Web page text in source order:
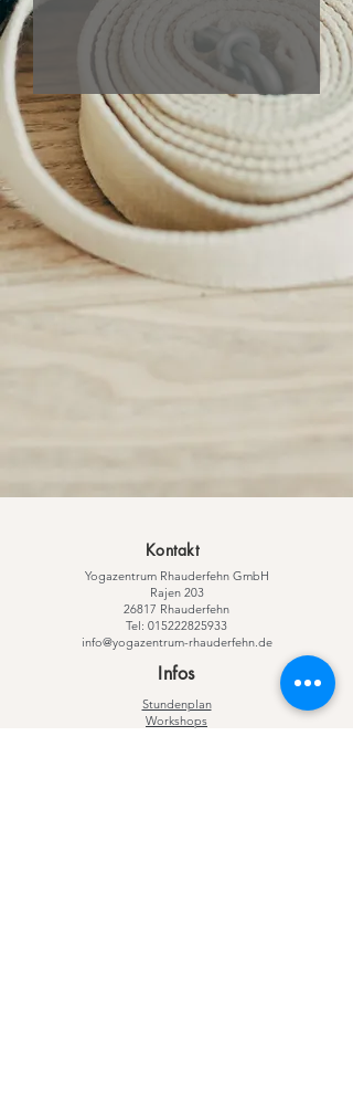
Kontakt
Yogazentrum Rhauderfehn GmbH
​Rajen 203
26817 Rhauderfehn
Tel: 015222825933
info@yogazentrum-rhauderfehn.de
Infos
Stundenplan
Workshops